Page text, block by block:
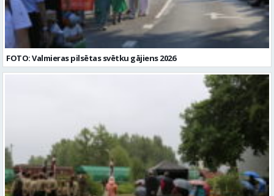
FOTO: Valmieras pilsētas svētku gājiens 2026